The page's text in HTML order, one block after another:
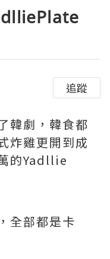
追蹤
韓劇，韓食都
炸雞更開到成
的Yadllie
全部都是卡